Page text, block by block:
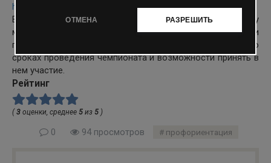
ОТМЕНА РАЗРЕШИТЬ
https://игра-интернет.рф/championship/.
В целях оказания информационной поддержки данному
мероприятию просим Вас оказать содействие и
проинформировать подведомственные учреждения о
сроках проведения чемпионата и возможности принять в
нем участие.
Рейтинг
(3 оценки, среднее 5 из 5 )
0 94 просмотров профориентация